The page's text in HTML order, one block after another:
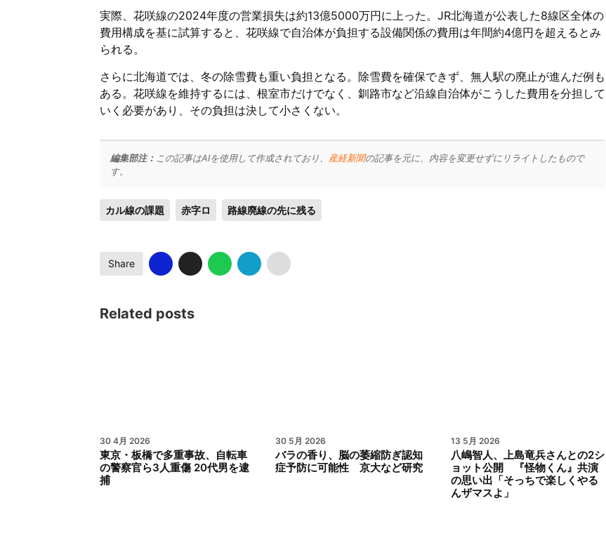
実際、花咲線の2024年度の営業損失は約13億5000万円に上った。JR北海道が公表した8線区全体の
費用構成を基に試算すると、花咲線で自治体が負担する設備関係の費用は年間約4億円を超えるとみ
られる。
さらに北海道では、冬の除雪費も重い負担となる。除雪費を確保できず、無人駅の廃止が進んだ例も
ある。花咲線を維持するには、根室市だけでなく、釧路市など沿線自治体がこうした費用を分担して
いく必要があり、その負担は決して小さくない。
編集部注： この記事はAIを使用して作成されており、 産経新聞の記事を元に、内容を変更せずにリライトしたもので
す。
カル線の課題 赤字ロ 路線廃線の先に残る
Share
Related posts
30 4月 2026
東京・板橋で多重事故、自転車
の警察官ら3人重傷 20代男を逮
捕
30 5月 2026
バラの香り、脳の萎縮防ぎ認知
症予防に可能性 京大など研究
13 5月 2026
八嶋智人、上島竜兵さんとの2シ
ョット公開 『怪物くん』共演
の思い出「そっちで楽しくやる
んザマスよ」